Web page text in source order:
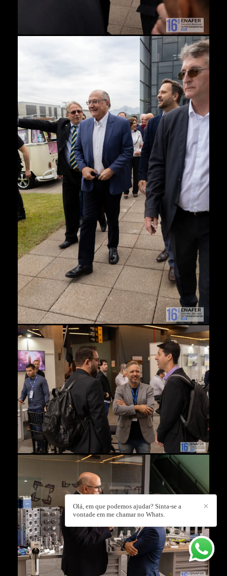
✕
Olá, em que podemos ajudar? Sinta-se a
vontade em me chamar no Whats.